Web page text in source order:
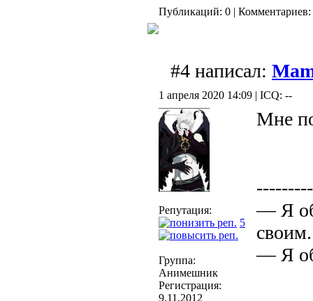
Публикаций: 0 | Комментариев:
#4 написал:
1 апреля 2020 14:09 | ICQ: --
Репутация:
5
Группа:
Анимешник
Регистрация:
9.11.2012
Мне
— Я
своим.
— Я